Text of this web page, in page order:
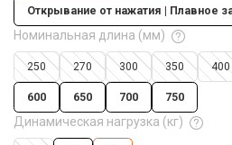
Открывание от нажатия | Плавное
Номинальная длина (мм)
250 270 300 350 400
600 650 700 750
Динамическая нагрузка (кг)